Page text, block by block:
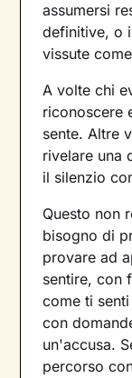
assumersi
definitive, o
vissute
A volte chi
riconoscere
sente. Altre
rivelare una
il silenzio
Questo non
bisogno di
provare ad
sentire, con
come ti
con
un'accusa.
percorso